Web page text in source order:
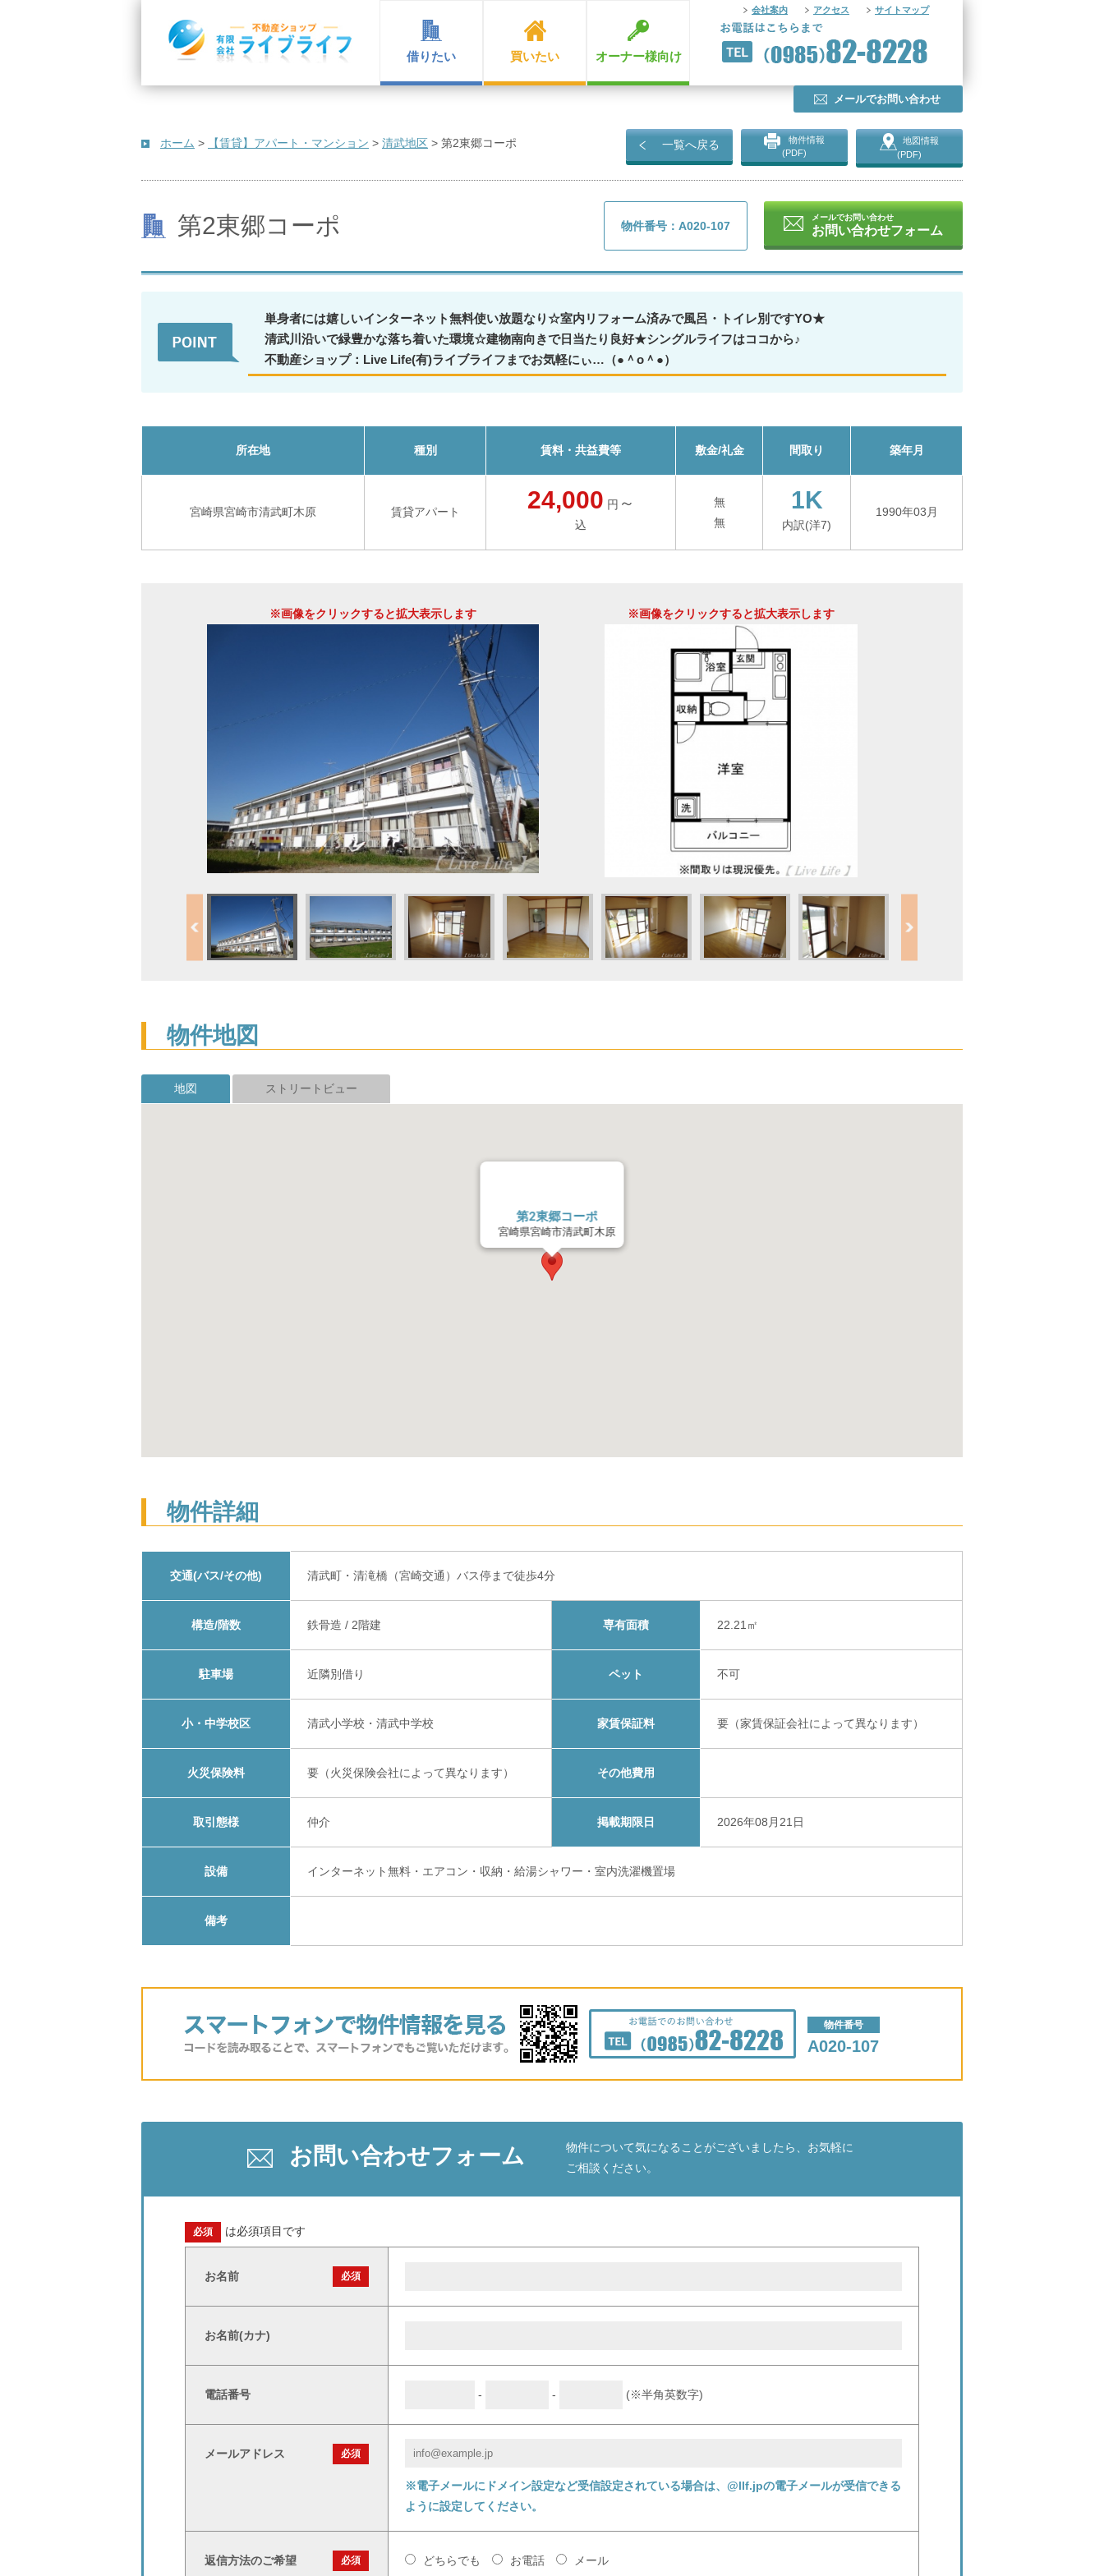
借りたい 買いたい オーナー様向け
会社案内 アクセス サイトマップ
メールでお問い合わせ
ホーム > 【賃貸】アパート・マンション > 清武地区 > 第2東郷コーポ 一覧へ戻る
物件情報
(PDF)
地図情報
(PDF)
第2東郷コーポ 物件番号：A020-107
メールでお問い合わせ
お問い合わせフォーム
単身者には嬉しいインターネット無料使い放題なり☆室内リフォーム済みで風呂・トイレ別ですYO★
清武川沿いで緑豊かな落ち着いた環境☆建物南向きで日当たり良好★シングルライフはココから♪
不動産ショップ：Live Life(有)ライブライフまでお気軽にぃ…（●＾o＾●）
所在地 種別 賃料・共益費等 敷金/礼金 間取り 築年月
宮崎県宮崎市清武町木原 賃貸アパート 24,000 円 ～
込
無
無
1K
内訳(洋7)
1990年03月
※画像をクリックすると拡大表示します ※画像をクリックすると拡大表示します
物件地図
地図 ストリートビュー
第2東郷コーポ
宮崎県宮崎市清武町木原
物件詳細
交通(バス/その他) 清武町・清滝橋（宮崎交通）バス停まで徒歩4分
構造/階数 鉄骨造 / 2階建 専有面積 22.21㎡
駐車場 近隣別借り ペット 不可
小・中学校区 清武小学校・清武中学校 家賃保証料 要（家賃保証会社によって異なります）
火災保険料 要（火災保険会社によって異なります） その他費用
取引態様 仲介 掲載期限日 2026年08月21日
設備 インターネット無料・エアコン・収納・給湯シャワー・室内洗濯機置場
備考
物件番号
A020-107
お問い合わせフォーム
物件について気になることがございましたら、お気軽に
ご相談ください。
必須 は必須項目です
お名前 必須
お名前(カナ)
電話番号 - - (※半角英数字)
メールアドレス 必須
※電子メールにドメイン設定など受信設定されている場合は、@llf.jpの電子メールが受信できる
ように設定してください。
返信方法のご希望 必須 どちらでも お電話 メール